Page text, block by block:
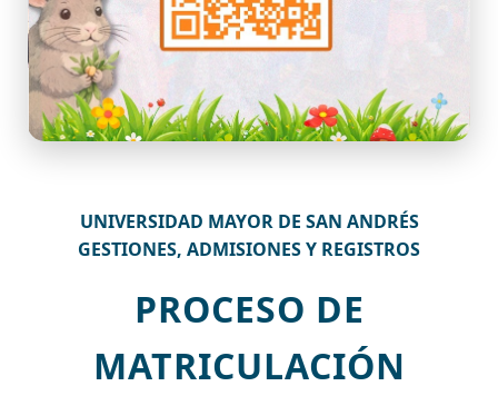
UNIVERSIDAD MAYOR DE SAN ANDRÉS
GESTIONES, ADMISIONES Y REGISTROS
PROCESO DE
MATRICULACIÓN